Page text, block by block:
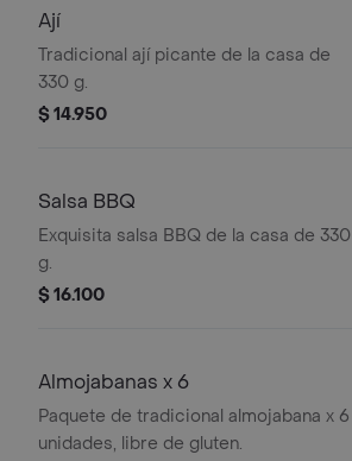
Ají
Tradicional ají picante de la casa de
330 g.
$ 14.950
Salsa BBQ
Exquisita salsa BBQ de la casa de 330
g.
$ 16.100
Almojabanas x 6
Paquete de tradicional almojabana x 6
unidades, libre de gluten.